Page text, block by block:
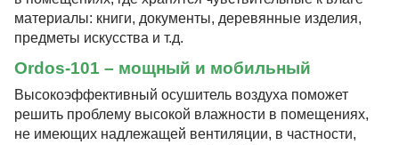
материалы: книги, документы, деревянные изделия,
предметы искусства и т.д.
Ordos-101 – мощный и мобильный
Высокоэффективный осушитель воздуха поможет
решить проблему высокой влажности в помещениях,
не имеющих надлежащей вентиляции, в частности,